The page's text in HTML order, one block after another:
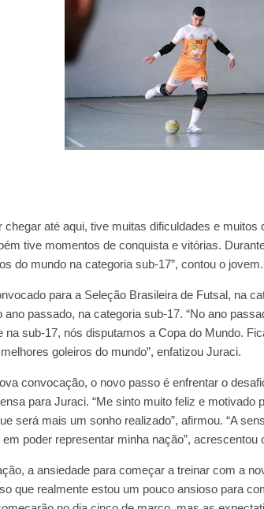
chegar até aqui, tive muitas dificuldades e
tive momentos de conquista e vitórias.
do mundo na categoria sub-17”, contou o jovem.
para a Seleção Brasileira de Futsal, na
ano passado, na categoria sub-17. “No ano
na sub-17, nós disputamos a Copa do Mundo.
goleiros do mundo”, enfatizou Juraci.
convocação, o novo passo é enfrentar o
para Juraci. “Me sinto muito feliz e motivado
será mais um sonho realizado”, afirmou. “A
em poder representar minha nação”, acrescentou
a ansiedade para começar a treinar com a
que realmente estou um pouco ansioso para